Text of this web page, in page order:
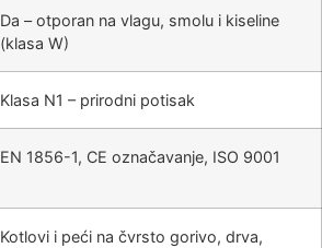
Da – otporan na vlagu, smolu i kiseline
(klasa W)
Klasa N1 – prirodni potisak
EN 1856-1, CE označavanje, ISO 9001
Kotlovi i peći na čvrsto gorivo, drva,